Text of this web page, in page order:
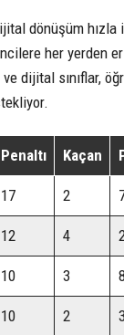
dönüşüm hızla
her yerden
dijital sınıflar,
Penaltı Kaçan
17 2
12 4
10 3
10 2 3